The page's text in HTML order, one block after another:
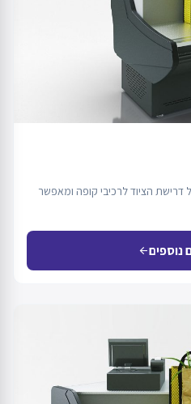
דרישת הציוד לרכיבי קופה ומאפשר
נוספיםarrow_back